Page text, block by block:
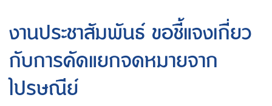
งานประชาสัมพันธ์ ขอชี้แจงเกี่ยว
กับการคัดแยกจดหมายจาก
ไปรษณีย์